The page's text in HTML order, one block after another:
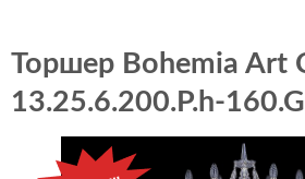
Торшер Bohemia Art
13.25.6.200.P.h-